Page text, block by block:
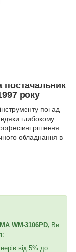
постачальник
року
понад
глибокому
рішення
обладнання в
WM-3106PD, Ви
від 5% до